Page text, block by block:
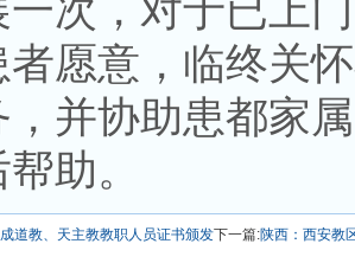
一次，对于已上
者愿意，临终关
，并协助患都家
助。
道教、天主教教职人员证书颁发下一篇:陕西：西安教